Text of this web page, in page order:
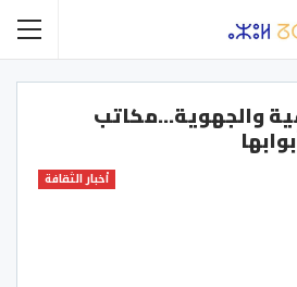
والجهوية…مكاتب
أخبار الثقافة